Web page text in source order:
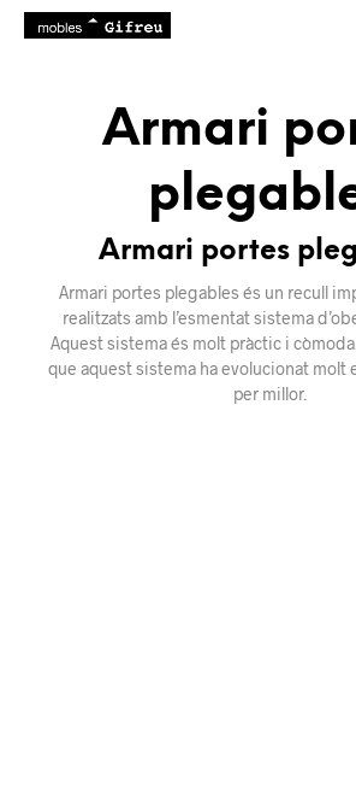
Armari
Armari portes
Armari portes plegables és un recull
realitzats amb l’esmentat sistema
Aquest sistema és molt pràctic i
que aquest sistema ha evolucionat molt
per millor.